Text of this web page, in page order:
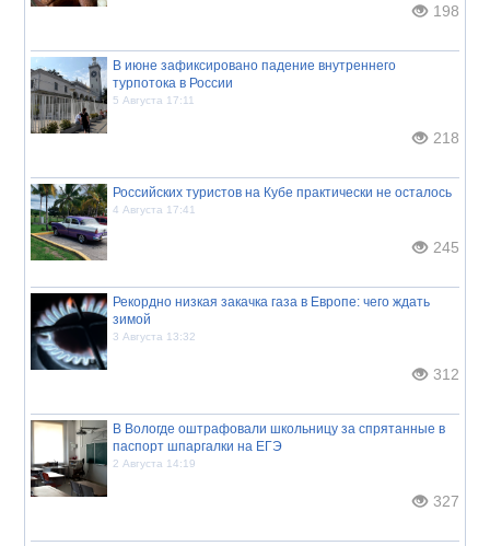
198
В июне зафиксировано падение внутреннего
турпотока в России
5 Августа 17:11
218
Российских туристов на Кубе практически не осталось
4 Августа 17:41
245
Рекордно низкая закачка газа в Европе: чего ждать
зимой
3 Августа 13:32
312
В Вологде оштрафовали школьницу за спрятанные в
паспорт шпаргалки на ЕГЭ
2 Августа 14:19
327